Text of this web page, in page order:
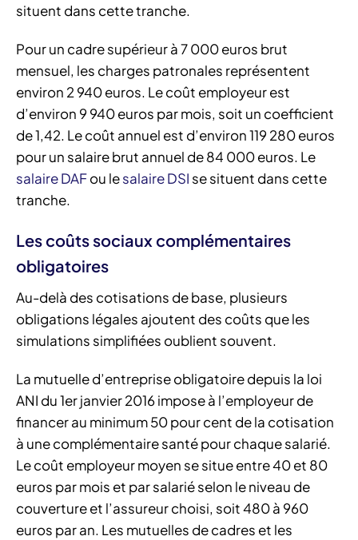
situent dans cette tranche.
Pour un cadre supérieur à 7 000 euros brut
mensuel, les charges patronales représentent
environ 2 940 euros. Le coût employeur est
d’environ 9 940 euros par mois, soit un coefficient
de 1,42. Le coût annuel est d’environ 119 280 euros
pour un salaire brut annuel de 84 000 euros. Le
salaire DAFou lesalaire DSI se situent dans cette
tranche.
Les coûts sociaux complémentaires
obligatoires
Au-delà des cotisations de base, plusieurs
obligations légales ajoutent des coûts que les
simulations simplifiées oublient souvent.
La mutuelle d’entreprise obligatoire depuis la loi
ANI du 1er janvier 2016 impose à l’employeur de
financer au minimum 50 pour cent de la cotisation
à une complémentaire santé pour chaque salarié.
Le coût employeur moyen se situe entre 40 et 80
euros par mois et par salarié selon le niveau de
couverture et l’assureur choisi, soit 480 à 960
euros par an. Les mutuelles de cadres et les